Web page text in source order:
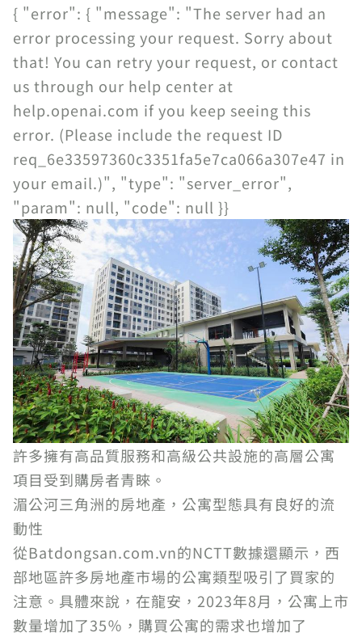
{ "error": { "message": "The server had an
error processing your request. Sorry about
that! You can retry your request, or contact
us through our help center at
help.openai.com if you keep seeing this
error. (Please include the request ID
req_6e33597360c3351fa5e7ca066a307e47 in
your email.)", "type": "server_error",
"param": null, "code": null }}
許多擁有高品質服務和高級公共設施的高層公寓
項目受到購房者青睞。
湄公河三角洲的房地產，公寓型態具有良好的流
動性
從Batdongsan.com.vn的NCTT數據還顯示，西
部地區許多房地產市場的公寓類型吸引了買家的
注意。具體來說，在龍安，2023年8月，公寓上市
數量增加了35％，購買公寓的需求也增加了